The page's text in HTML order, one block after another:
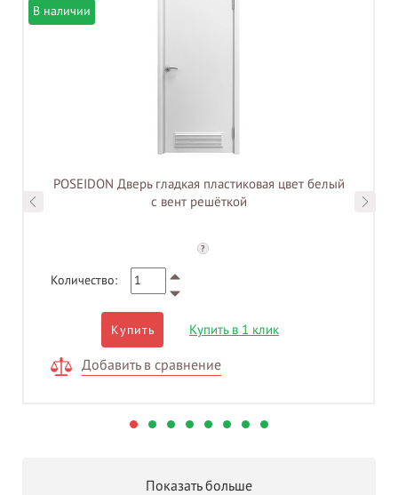
В наличии
POSEIDON Дверь гладкая пластиковая цвет белый
с вент решёткой
?
Количество:
Купить Купить в 1 клик
Добавить в сравнение
Показать больше